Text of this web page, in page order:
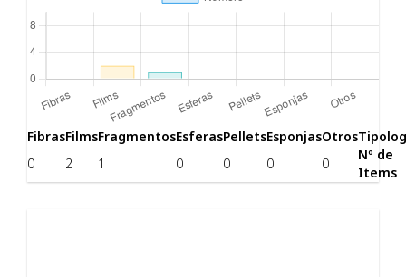
FibrasFilmsFragmentosEsferasPelletsEsponjasOtros
0
2 1 0 0 0 0
Nº de
Items